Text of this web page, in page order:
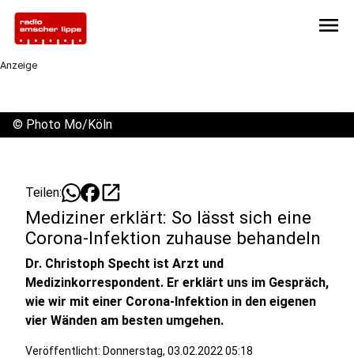
menu
Anzeige
© Photo Mo/Köln
Teilen: open_in_new
Mediziner erklärt: So lässt sich eine
Corona-Infektion zuhause behandeln
Dr. Christoph Specht ist Arzt und
Medizinkorrespondent. Er erklärt uns im Gespräch,
wie wir mit einer Corona-Infektion in den eigenen
vier Wänden am besten umgehen.
Veröffentlicht: Donnerstag, 03.02.2022 05:18